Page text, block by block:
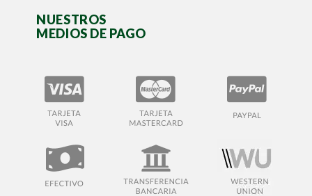
NUESTROS
MEDIOS DE PAGO